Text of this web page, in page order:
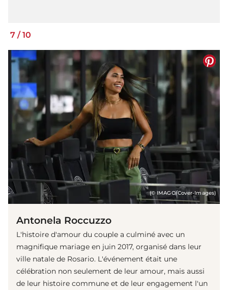
7 /10
(© IMAGO/Cover-Images)
Antonela Roccuzzo
L'histoire d'amour du couple a culminé avec un
magnifique mariage en juin 2017, organisé dans leur
ville natale de Rosario. L'événement était une
célébration non seulement de leur amour, mais aussi
de leur histoire commune et de leur engagement l'un